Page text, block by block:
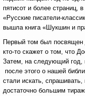
пятисот и более страниц,
«Русские писатели-
вышла книга «Шукшин и
Первый том был посвящен
кто-то скажет о том, что
Затем, на следующий год,
после этого о нашей
стали искать,
достаточно большим